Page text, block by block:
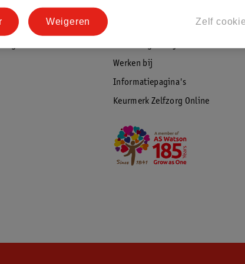
Werken bij
Informatiepagina's
Keurmerk Zelfzorg Online
Zelf
Weigeren